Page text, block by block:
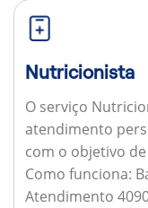
Nutricionista
O serviço
atendimento
com o objetivo
Como funciona:
Atendimento